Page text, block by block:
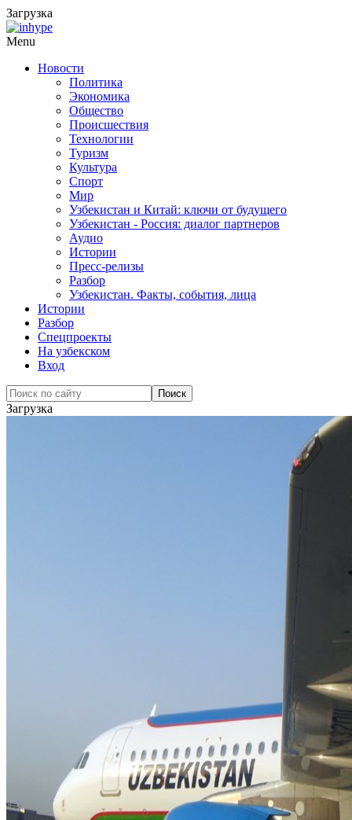
Загрузка
Menu
Новости
Политика
Экономика
Общество
Происшествия
Технологии
Туризм
Культура
Спорт
Мир
Узбекистан и Китай: ключи от будущего
Узбекистан - Россия: диалог партнеров
Аудио
Истории
Пресс-релизы
Разбор
Узбекистан. Факты, события, лица
Истории
Разбор
Спецпроекты
На узбекском
Вход
Загрузка